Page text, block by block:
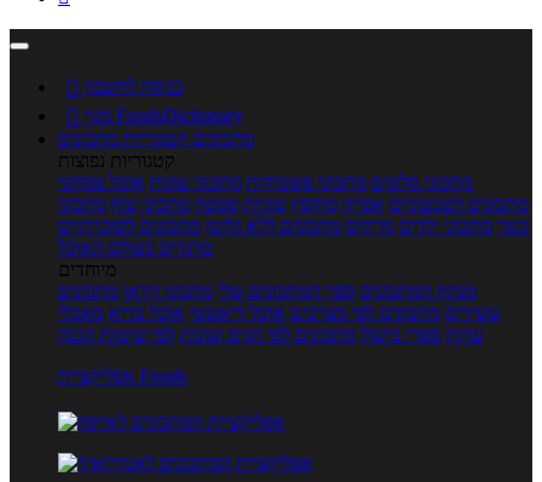
 כניסה לחשבון

מנוי FoodsDictionary
מתכונים קטגוריות מתכונים
קטגוריות נפוצות
מתכוני סלטים מתכוני פשטידות מתכוני עוגות אוכל צמחוני
מתכונים לטבעוניים אפייה מוקפץ עוגיות פסטה מתכוני עוף מתכוני
בשר מתכוני ילדים מרקים מתכונים ללא גלוטן מתכונים לסוכרתיים
טרנדים בעולם האוכל
מיוחדים
מנתח המתכונים ספר המתכונים שלי מתכוני וידאו מתכונים
עשירים מתכונים לפי מצרכים אוכל דיאטטי אוכל בריא מאכלי
עדות ספרי בישול מתכונים לפי חגים ועונות לפי שיטות הכנה
אפליקציית Foods